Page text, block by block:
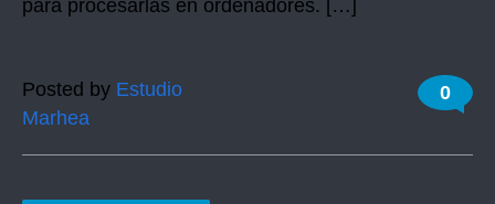
para procesarlas en ordenadores. […]
Posted by Estudio
Marhea
0